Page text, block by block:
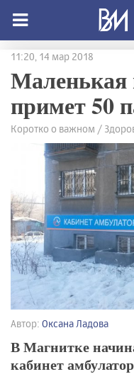
11:20, 14 мар 2018
Маленькая
примет 50
Коротко о важном /
Автор: Оксана Ладова
В Магнитке
кабинет